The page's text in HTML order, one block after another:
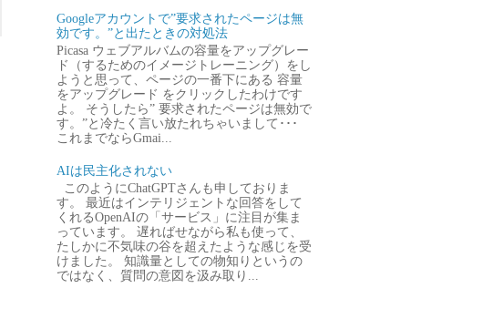
Googleアカウントで”要求されたページは無
効です。”と出たときの対処法
Picasa ウェブアルバムの容量をアップグレー
ド（するためのイメージトレーニング）をし
ようと思って、ページの一番下にある 容量
をアップグレード をクリックしたわけです
よ。 そうしたら” 要求されたページは無効で
す。”と冷たく言い放たれちゃいまして･･･
これまでならGmai...
AIは民主化されない
このようにChatGPTさんも申しておりま
す。 最近はインテリジェントな回答をして
くれるOpenAIの「サービス」に注目が集ま
っています。 遅ればせながら私も使って、
たしかに不気味の谷を超えたような感じを受
けました。 知識量としての物知りというの
ではなく、質問の意図を汲み取り...